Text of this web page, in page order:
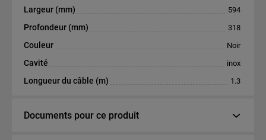
Largeur (mm) 594
Profondeur (mm) 318
Couleur Noir
Cavité inox
Longueur du câble (m) 1.3
Documents pour ce produit